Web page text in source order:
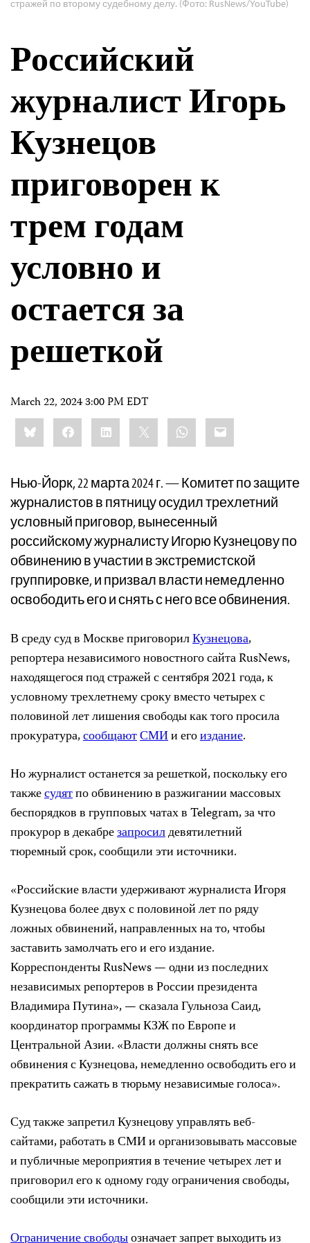
стражей по второму судебному делу. (Фото: RusNews/YouTube)
Российский
журналист Игорь
Кузнецов
приговорен к
трем годам
условно и
остается за
решеткой
March 22, 2024 3:00 PM EDT
Share
this:BlueskyFacebookLinkedIn WhatsApp
Email
Нью-Йорк, 22 марта 2024 г. — Комитет по защите
журналистов в пятницу осудил трехлетний
условный приговор, вынесенный
российскому журналисту Игорю Кузнецову по
обвинению в участии в экстремистской
группировке, и призвал власти немедленно
освободить его и снять с него все обвинения.
В среду суд в Москве приговорилКузнецова,
репортера независимого новостного сайта RusNews,
находящегося под стражей с сентября 2021 года, к
условному трехлетнему сроку вместо четырех с
половиной лет лишения свободы как того просила
прокуратура,сообщаютСМИи егоиздание.
Но журналист останется за решеткой, поскольку его
такжесудятпо обвинению в разжигании массовых
беспорядков в групповых чатах в Telegram, за что
прокурор в декабрезапросилдевятилетний
тюремный срок, сообщили эти источники.
«Российские власти удерживают журналиста Игоря
Кузнецова более двух с половиной лет по ряду
ложных обвинений, направленных на то, чтобы
заставить замолчать его и его издание.
Корреспонденты RusNews — одни из последних
независимых репортеров в России президента
Владимира Путина», — сказала Гульноза Саид,
координатор программы КЗЖ по Европе и
Центральной Азии. «Власти должны снять все
обвинения с Кузнецова, немедленно освободить его и
прекратить сажать в тюрьму независимые голоса».
Суд также запретил Кузнецову управлять веб-
сайтами, работать в СМИ и организовывать массовые
и публичные мероприятия в течение четырех лет и
приговорил его к одному году ограничения свободы,
сообщили эти источники.
Ограничение свободыозначает запрет выходить из